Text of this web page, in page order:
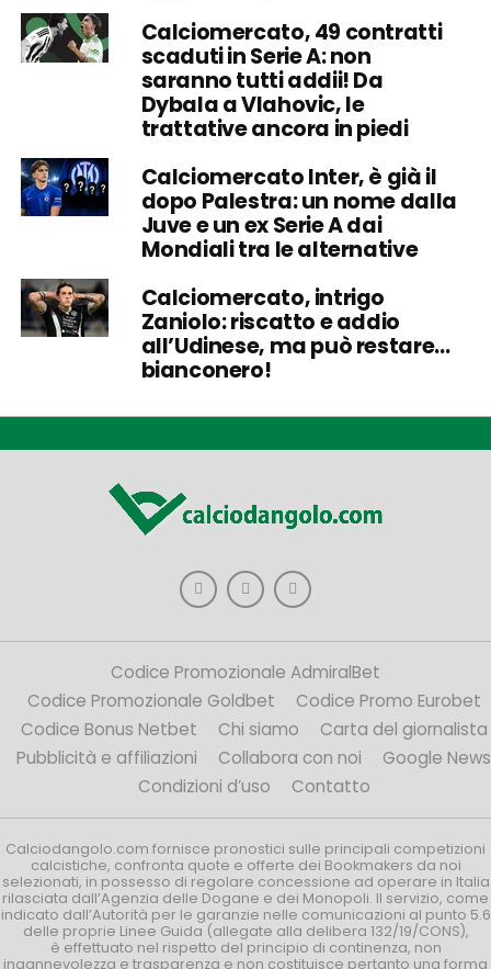
Calciomercato, 49 contratti
scaduti in Serie A: non
saranno tutti addii! Da
Dybala a Vlahovic, le
trattative ancora in piedi
Calciomercato Inter, è già il
dopo Palestra: un nome dalla
Juve e un ex Serie A dai
Mondiali tra le alternative
Calciomercato, intrigo
Zaniolo: riscatto e addio
all’Udinese, ma può restare…
bianconero!
Codice Promozionale AdmiralBet
Codice Promozionale Goldbet
Codice Promo Eurobet
Codice Bonus Netbet
Chi siamo
Carta del giornalista
Pubblicità e affiliazioni
Collabora con noi
Google News
Condizioni d’uso
Contatto
Calciodangolo.com fornisce pronostici sulle principali competizioni
calcistiche, confronta quote e offerte dei Bookmakers da noi
selezionati, in possesso di regolare concessione ad operare in Italia
rilasciata dall’Agenzia delle Dogane e dei Monopoli. Il servizio, come
indicato dall’Autorità per le garanzie nelle comunicazioni al punto 5.6
delle proprie Linee Guida (allegate alla delibera 132/19/CONS),
è effettuato nel rispetto del principio di continenza, non
ingannevolezza e trasparenza e non costituisce pertanto una forma